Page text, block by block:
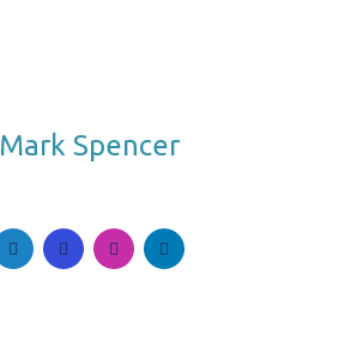
Mark Spencer